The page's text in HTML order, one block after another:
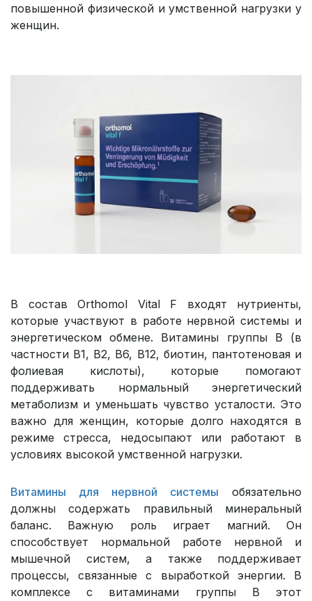
повышенной физической и умственной нагрузки у
женщин.
В состав Orthomol Vital F входят нутриенты,
которые участвуют в работе нервной системы и
энергетическом обмене. Витамины группы B (в
частности B1, B2, B6, B12, биотин, пантотеновая и
фолиевая кислоты), которые помогают
поддерживать нормальный энергетический
метаболизм и уменьшать чувство усталости. Это
важно для женщин, которые долго находятся в
режиме стресса, недосыпают или работают в
условиях высокой умственной нагрузки.
Витамины для нервной системы обязательно
должны содержать правильный минеральный
баланс. Важную роль играет магний. Он
способствует нормальной работе нервной и
мышечной систем, а также поддерживает
процессы, связанные с выработкой энергии. В
комплексе с витаминами группы B этот